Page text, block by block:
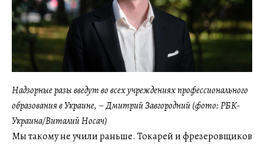
Надзорные разы введут во всех учреждениях профессионального
образования в Украине, –Дмитрий Завгородний (фото: РБК-
Украина/Виталий Носач)
Мы такому не учили раньше. Токарей и фрезеровщиков